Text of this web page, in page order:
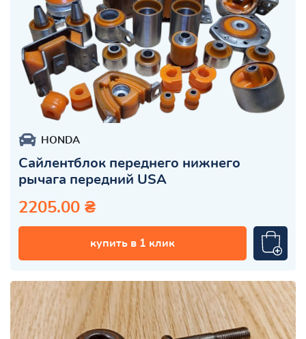
HONDA
Сайлентблок переднего нижнего
рычага передний USA
2205.00 ₴
купить в 1 клик